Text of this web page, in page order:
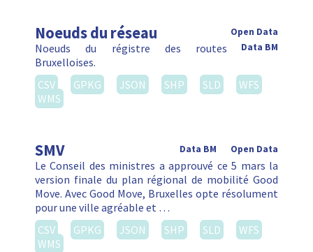
Noeuds du réseau
Open Data
Data BM
Noeuds du régistre des routes
Bruxelloises.
CSV
GPKG JSON SHP SLD
WFS
WMS
SMV Open Data
Data BM
Le Conseil des ministres a approuvé ce 5 mars la
version finale du plan régional de mobilité Good
Move. Avec Good Move, Bruxelles opte résolument
pour une ville agréable et …
CSV
GPKG JSON SHP SLD
WFS
WMS